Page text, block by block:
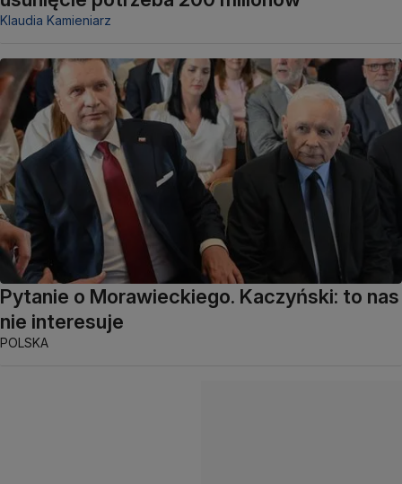
Klaudia Kamieniarz
Pytanie o Morawieckiego. Kaczyński: to nas
nie interesuje
POLSKA